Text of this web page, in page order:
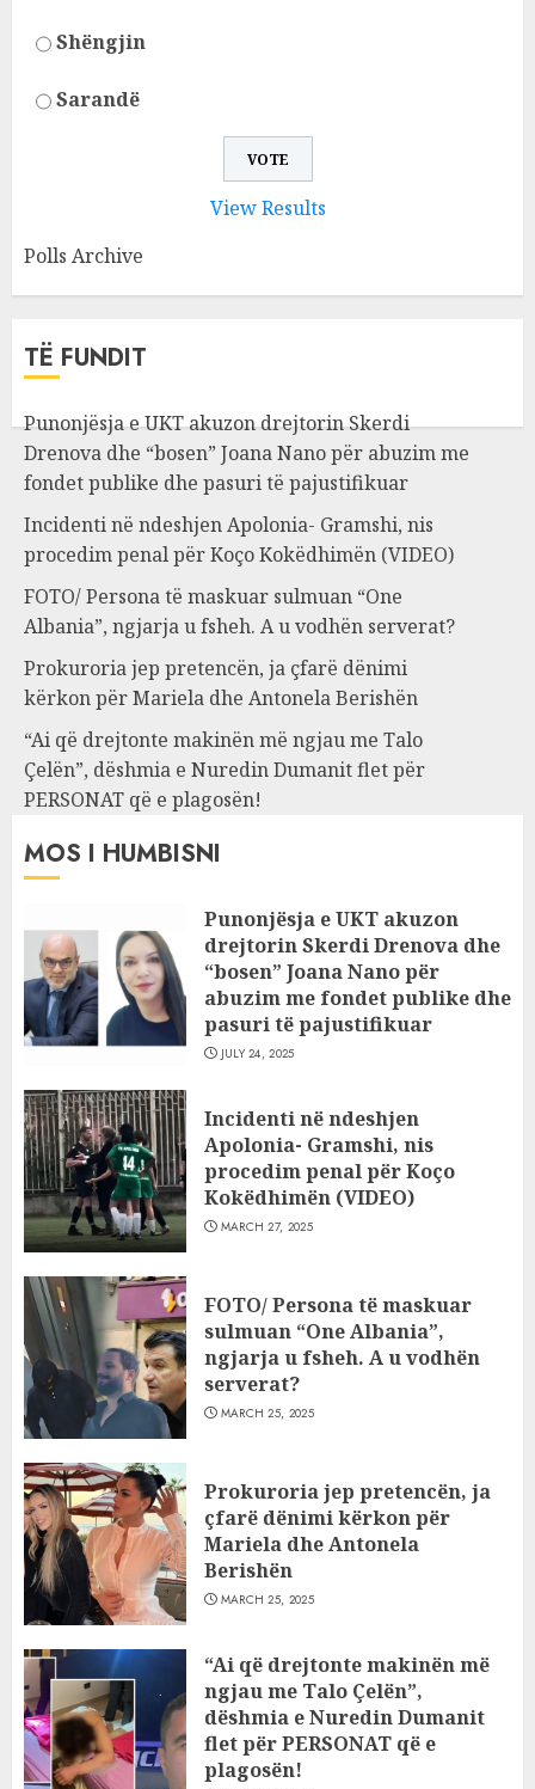
Shëngjin
Sarandë
View Results
Polls Archive
TË FUNDIT
Punonjësja e UKT akuzon drejtorin Skerdi
Drenova dhe “bosen” Joana Nano për abuzim me
fondet publike dhe pasuri të pajustifikuar
Incidenti në ndeshjen Apolonia- Gramshi, nis
procedim penal për Koço Kokëdhimën (VIDEO)
FOTO/ Persona të maskuar sulmuan “One
Albania”, ngjarja u fsheh. A u vodhën serverat?
Prokuroria jep pretencën, ja çfarë dënimi
kërkon për Mariela dhe Antonela Berishën
“Ai që drejtonte makinën më ngjau me Talo
Çelën”, dëshmia e Nuredin Dumanit flet për
PERSONAT që e plagosën!
MOS I HUMBISNI
Punonjësja e UKT akuzon
drejtorin Skerdi Drenova dhe
“bosen” Joana Nano për
abuzim me fondet publike dhe
pasuri të pajustifikuar
JULY 24, 2025
Incidenti në ndeshjen
Apolonia- Gramshi, nis
procedim penal për Koço
Kokëdhimën (VIDEO)
MARCH 27, 2025
FOTO/ Persona të maskuar
sulmuan “One Albania”,
ngjarja u fsheh. A u vodhën
serverat?
MARCH 25, 2025
Prokuroria jep pretencën, ja
çfarë dënimi kërkon për
Mariela dhe Antonela
Berishën
MARCH 25, 2025
“Ai që drejtonte makinën më
ngjau me Talo Çelën”,
dëshmia e Nuredin Dumanit
flet për PERSONAT që e
plagosën!